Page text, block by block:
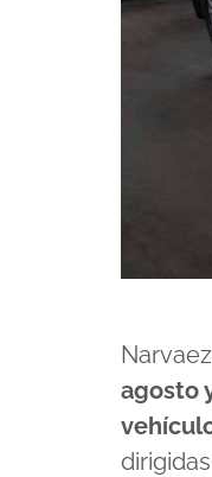
agosto